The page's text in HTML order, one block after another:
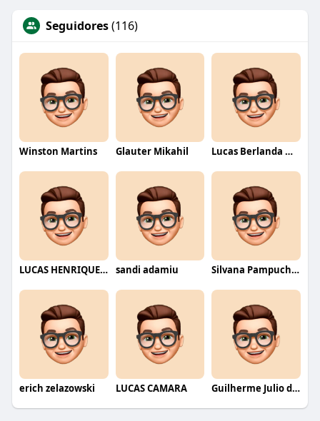
Seguidores(116)
Winston Martins Glauter Mikahil Lucas Berlanda Moraes
LUCAS HENRIQUE RIBEIRO sandi adamiu Silvana Pampuch Andreata
erich zelazowski LUCAS CAMARA Guilherme Julio dos Santos